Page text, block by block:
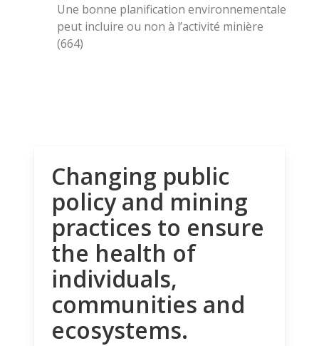
Une bonne planification environnementale
peut incluire ou non à l’activité minière
(664)
Changing public
policy and mining
practices to ensure
the health of
individuals,
communities and
ecosystems.